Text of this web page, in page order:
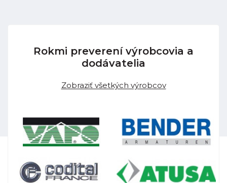
Rokmi preverení výrobcovia a
dodávatelia
Zobraziť všetkých výrobcov